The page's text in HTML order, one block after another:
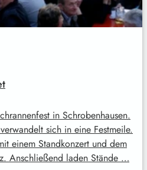
in Schrobenhausen.
sich in eine Festmeile.
einem Standkonzert und dem
Anschließend laden Stände …